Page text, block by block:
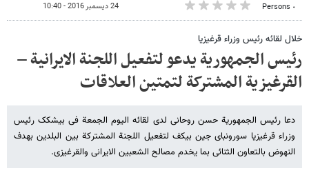
٠ Persons 24 ديسمبر 2016 - 10:40
خلال لقائه رئیس وزراء قرغیزیا
رئیس الجمهوریة یدعو لتفعیل اللجنة الایرانیة –
القرغیزیة المشترکة لتمتین العلاقات
دعا رئیس الجمهوریة حسن روحانی لدی لقائه الیوم الجمعة فی بیشکک رئیس
وزراء قرغیزیا سورونبای جین بیکف لتفعیل اللجنة المشترکة بین البلدین بهدف
النهوض بالتعاون الثنائی بما یخدم مصالح الشعبین الایرانی والقرغیزی.